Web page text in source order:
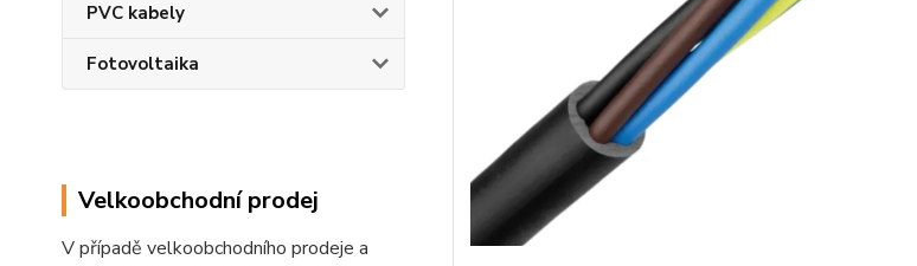
PVC kabely
Fotovoltaika
Velkoobchodní prodej
V případě velkoobchodního prodeje a